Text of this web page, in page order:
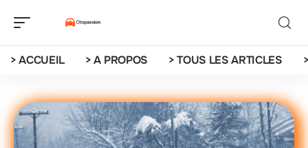
> ACCUEIL > A PROPOS > TOUS LES ARTICLES